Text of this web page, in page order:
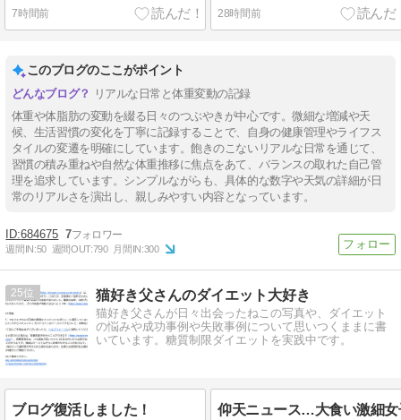
7時間前 28時間前
このブログのここがポイント
リアルな日常と体重変動の記録
体重や体脂肪の変動を綴る日々のつぶやきが中心です。微細な増減や天
候、生活習慣の変化を丁寧に記録することで、自身の健康管理やライフス
タイルの変遷を明確にしています。飽きのこないリアルな日常を通じて、
習慣の積み重ねや自然な体重推移に焦点をあて、バランスの取れた自己管
理を追求しています。シンプルながらも、具体的な数字や天気の詳細が日
常のリアルさを演出し、親しみやすい内容となっています。
684675 7
週間IN:50 週間OUT:790 月間IN:300
25 猫好き父さんのダイエット大好き
猫好き父さんが日々出会ったねこの写真や、ダイエット
の悩みや成功事例や失敗事例について思いつくままに書
いています。糖質制限ダイエットを実践中です。
ブログ復活しました！